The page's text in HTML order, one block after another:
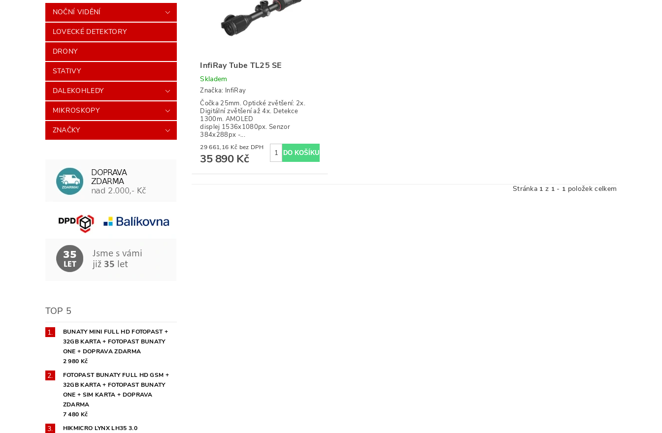
NOČNÍ VIDĚNÍ
LOVECKÉ DETEKTORY
DRONY
STATIVY
DALEKOHLEDY
MIKROSKOPY
ZNAČKY
TOP 5
BUNATY MINI FULL HD FOTOPAST +
32GB KARTA + FOTOPAST BUNATY
ONE + DOPRAVA ZDARMA
2 980 Kč
FOTOPAST BUNATY FULL HD GSM +
32GB KARTA + FOTOPAST BUNATY
ONE + SIM KARTA + DOPRAVA
ZDARMA
7 480 Kč
HIKMICRO LYNX LH35 3.0
InfiRay Tube TL25 SE
Skladem
Značka: InfiRay
Čočka 25mm. Optické zvětšení: 2x.
Digitální zvětšení až 4x. Detekce
1300m. AMOLED
displej 1536x1080px. Senzor
384x288px -...
29 661,16 Kč bez DPH
35 890 Kč
Stránka 1 z 1 - 1 položek celkem